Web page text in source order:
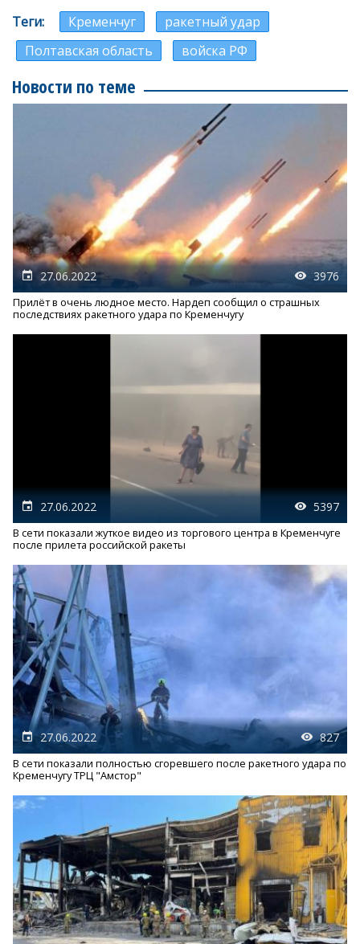
Теги Кременчуг
ракетный удар
Полтавская область
войска РФ
Новости по теме
27.06.2022 3976
Прилёт в очень людное место. Нардеп сообщил о страшных
последствиях ракетного удара по Кременчугу
27.06.2022 5397
В сети показали жуткое видео из торгового центра в Кременчуге
после прилета российской ракеты
27.06.2022 827
В сети показали полностью сгоревшего после ракетного удара по
Кременчугу ТРЦ "Амстор"